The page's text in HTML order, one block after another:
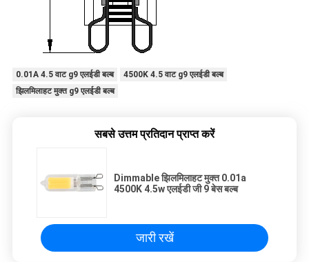
0.01A 4.5 वाट g9 एलईडी बल्ब
4500K 4.5 वाट g9 एलईडी बल्ब
झिलमिलाहट मुक्त g9 एलईडी बल्ब
सबसे उत्तम प्रतिदान प्राप्त करें
Dimmable झिलमिलाहट मुक्त 0.01a
4500K 4.5w एलईडी जी 9 बेस बल्ब
जारी रखें